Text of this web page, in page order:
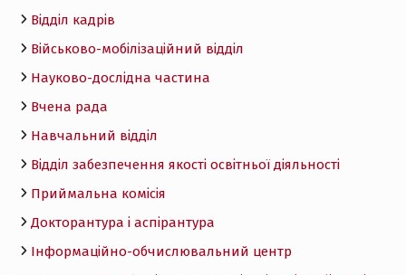
Відділ кадрів
Військово-мобілізаційний відділ
Науково-дослідна частина
Вчена рада
Навчальний відділ
Відділ забезпечення якості освітньої діяльності
Приймальна комісія
Докторантура і аспірантура
Інформаційно-обчислювальний центр